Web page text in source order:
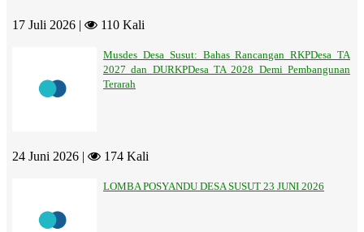
17 Juli 2026 | 110 Kali
Musdes Desa Susut: Bahas Rancangan RKPDesa TA
2027 dan DURKPDesa TA 2028 Demi Pembangunan
Terarah
24 Juni 2026 | 174 Kali
LOMBA POSYANDU DESA SUSUT 23 JUNI 2026